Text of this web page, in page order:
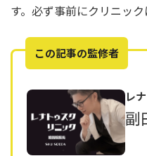
す。必ず事前にクリニック
この記事の監修者
レ
副